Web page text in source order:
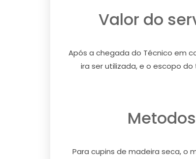
Valor do
Após a chegada do Técnico em
ira ser utilizada, e o escopo
Para cupins de madeira seca, o